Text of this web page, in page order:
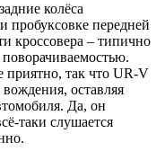
колёса
пробуксовке передней
кроссовера – типично
приятно, так что UR-V
вождения, оставляя
Да, он
таки слушается